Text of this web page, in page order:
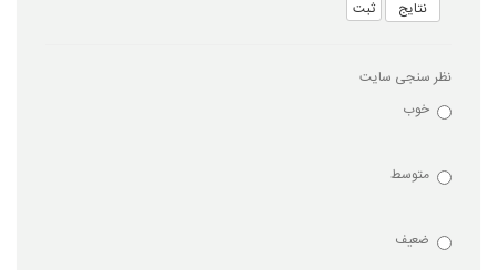
ثبت
نظر سنجی سایت
خوب
متوسط
ضعیف